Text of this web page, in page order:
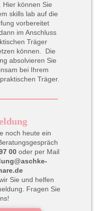
Hier können Sie
skills lab auf die
vorbereitet
im Anschluss
Träger
können. Die
absolvieren Sie
bei Ihrem
Träger.
noch heute ein
00 oder per Mail
Sie und helfen
Fragen Sie